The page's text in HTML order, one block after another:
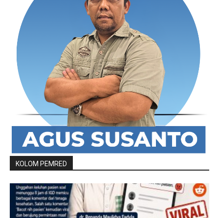
KOLOM PEMRED